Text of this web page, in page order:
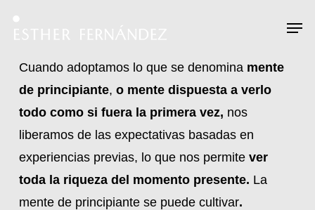
Cuando adoptamos lo que se denomina mente
de principiante, o mente dispuesta a verlo
todo como si fuera la primera vez, nos
liberamos de las expectativas basadas en
experiencias previas, lo que nos permite ver
toda la riqueza del momento presente. La
mente de principiante se puede cultivar.